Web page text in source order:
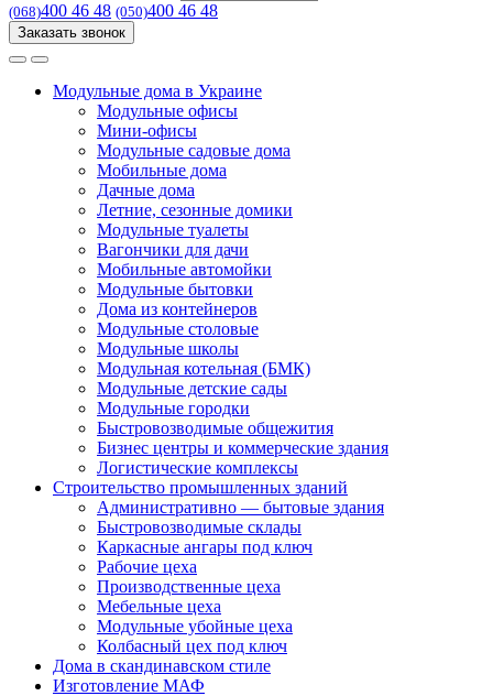
(068)400 46 48 (050)400 46 48
Заказать звонок
Модульные дома в Украине
Модульные офисы
Мини-офисы
Модульные садовые дома
Мобильные дома
Дачные дома
Летние, сезонные домики
Модульные туалеты
Вагончики для дачи
Мобильные автомойки
Модульные бытовки
Дома из контейнеров
Модульные столовые
Модульные школы
Модульная котельная (БМК)
Модульные детские сады
Модульные городки
Быстровозводимые общежития
Бизнес центры и коммерческие здания
Логистические комплексы
Строительство промышленных зданий
Административно — бытовые здания
Быстровозводимые склады
Каркасные ангары под ключ
Рабочие цеха
Производственные цеха
Мебельные цеха
Модульные убойные цеха
Колбасный цех под ключ
Дома в скандинавском стиле
Изготовление МАФ